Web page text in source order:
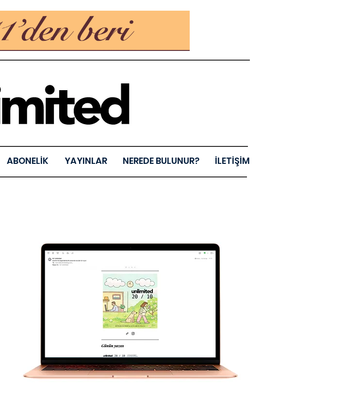
ABONELİK YAYINLAR NEREDE BULUNUR? İLETİŞİM